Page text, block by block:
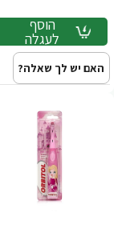
הוסף
לעגלה
האם יש לך שאלה?